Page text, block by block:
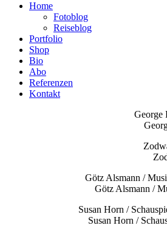
Home
Fotoblog
Reiseblog
Portfolio
Shop
Bio
Abo
Referenzen
Kontakt
Götz Alsmann /
Susan Horn /